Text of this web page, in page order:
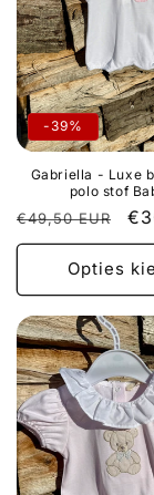
-39%
Gabriella - Luxe
polo stof
Normale
prijs
€49,50 EUR
Opties